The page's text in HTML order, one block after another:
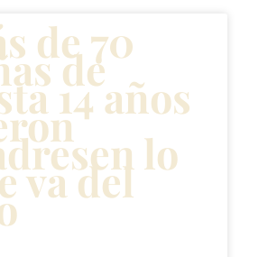
de 70
de
14 años
lo
va del